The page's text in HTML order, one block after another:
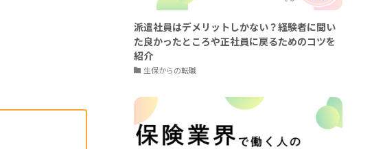
派遣社員はデメリットしかない？経験者に聞い
た良かったところや正社員に戻るためのコツを
紹介
生保からの転職